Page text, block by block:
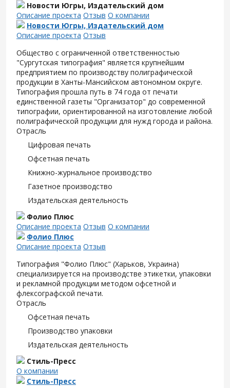
Новости Югры, Издательский дом
Описание проекта Отзыв О компании
Новости Югры, Издательский дом
Описание проекта Отзыв
Общество с ограниченной ответственностью
"Сургутская типография" является крупнейшим
предприятием по производству полиграфической
продукции в Ханты-Мансийском автономном округе.
Типография прошла путь в 74 года от печати
единственной газеты "Организатор" до современной
типографии, ориентированной на изготовление любой
полиграфической продукции для нужд города и района.
Отрасль
Цифровая печать
Офсетная печать
Книжно-журнальное производство
Газетное производство
Издательская деятельность
Фолио Плюс
Описание проекта Отзыв О компании
Фолио Плюс
Описание проекта Отзыв
Типография "Фолио Плюс" (Харьков, Украина)
специализируется на производстве этикетки, упаковки
и рекламной продукции методом офсетной и
флексографской печати.
Отрасль
Офсетная печать
Производство упаковки
Издательская деятельность
Стиль-Пресс
О компании
Стиль-Пресс